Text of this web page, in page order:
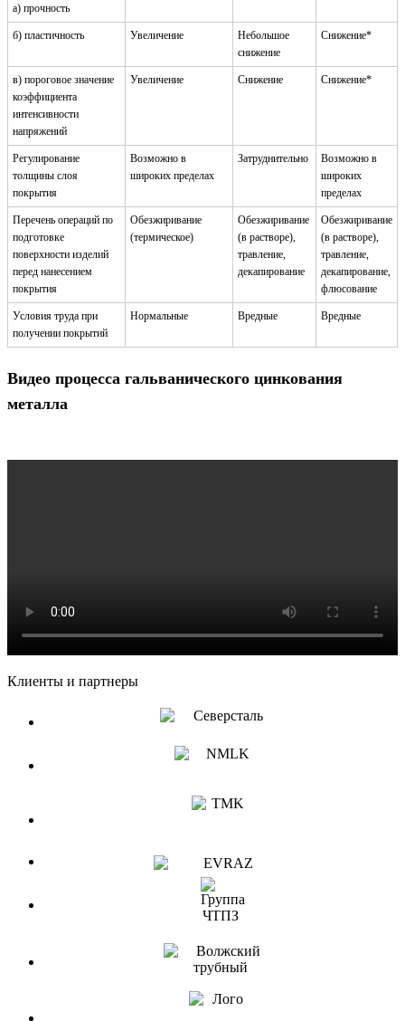
а) прочность
б) пластичность Увеличение
Небольшое
снижение
Снижение*
в) пороговое значение
коэффициента
интенсивности
напряжений
Увеличение Снижение Снижение*
Регулирование
толщины слоя
покрытия
Возможно в
широких пределах
Затруднительно
Возможно в
широких
пределах
Перечень операций по
подготовке
поверхности изделий
перед нанесением
покрытия
Обезжиривание
(термическое)
Обезжиривание
(в растворе),
травление,
декапирование
Обезжиривание
(в растворе),
травление,
декапирование,
флюсование
Условия труда при
получении покрытий
Нормальные Вредные Вредные
Видео процесса гальванического цинкования
металла
Клиенты и партнеры